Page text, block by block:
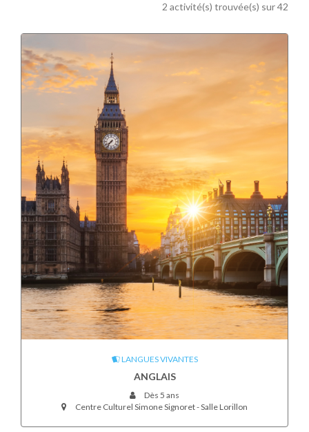
2 activité(s) trouvée(s) sur 42
LANGUES VIVANTES
ANGLAIS
Dès 5 ans
Centre Culturel Simone Signoret - Salle Lorillon